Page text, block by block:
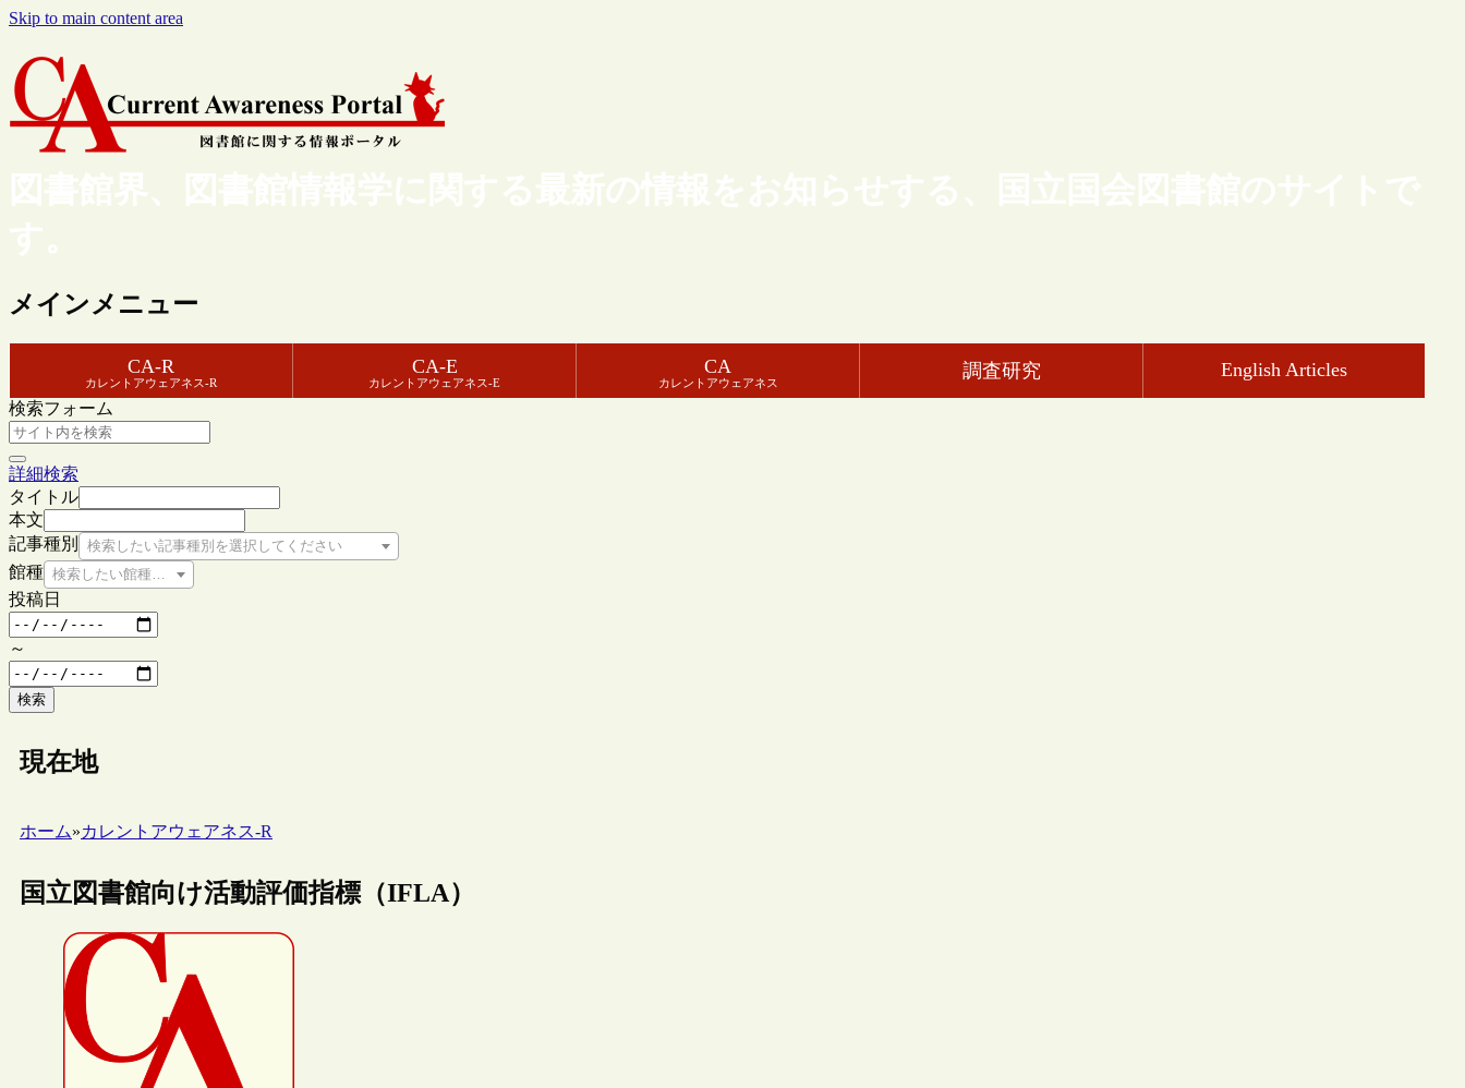
Skip to main content area
図書館界、図書館情報学に関する最新の情報をお知らせする、国立国会図書館のサイトで
す。
メインメニュー
CA-R
カレントアウェアネス-R
CA-E
カレントアウェアネス-E
CA
カレントアウェアネス
調査研究 English Articles
検索フォーム
詳細検索
タイトル
本文
記事種別
検索したい記事種別を選択してください
館種 検索したい館種を選択してください
投稿日
～
検索
現在地
ホーム»カレントアウェアネス-R
国立図書館向け活動評価指標（IFLA）